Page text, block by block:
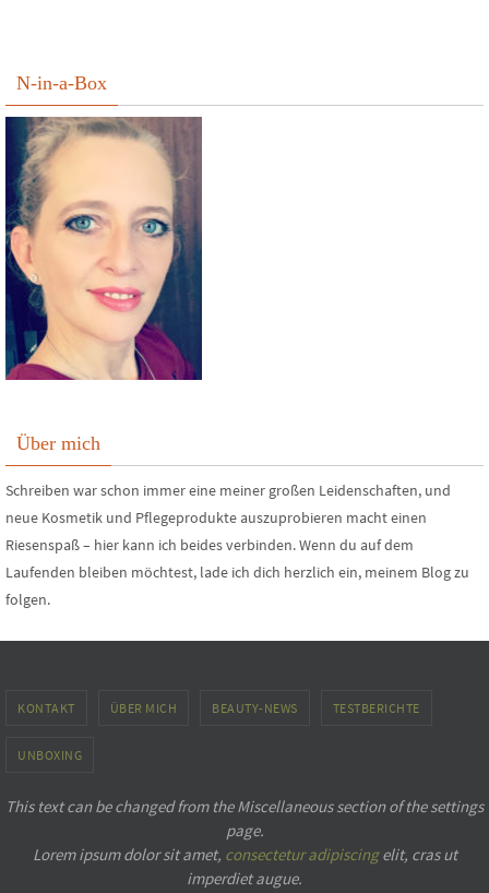
N-in-a-Box
Über mich
Schreiben war schon immer eine meiner großen Leidenschaften, und
neue Kosmetik und Pflegeprodukte auszuprobieren macht einen
Riesenspaß – hier kann ich beides verbinden. Wenn du auf dem
Laufenden bleiben möchtest, lade ich dich herzlich ein, meinem Blog zu
folgen.
KONTAKT ÜBER MICH BEAUTY-NEWS TESTBERICHTE
UNBOXING
This text can be changed from the Miscellaneous section of the settings
page.
Lorem ipsumdolor sit amet, consectetur adipiscingelit, cras ut
imperdiet augue.